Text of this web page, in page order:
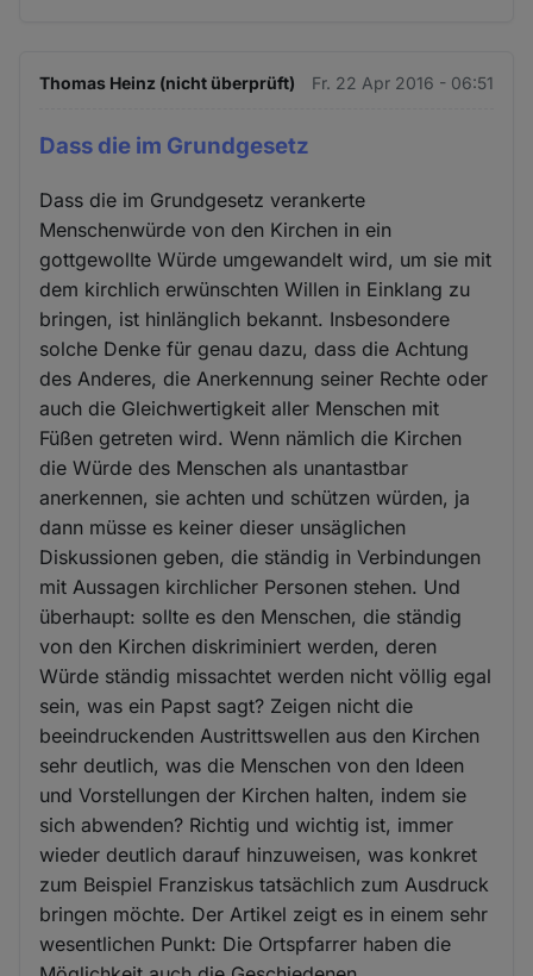
Thomas Heinz (nicht überprüft) Fr. 22 Apr 2016 - 06:51
Dass die im Grundgesetz
Dass die im Grundgesetz verankerte
Menschenwürde von den Kirchen in ein
gottgewollte Würde umgewandelt wird, um sie mit
dem kirchlich erwünschten Willen in Einklang zu
bringen, ist hinlänglich bekannt. Insbesondere
solche Denke für genau dazu, dass die Achtung
des Anderes, die Anerkennung seiner Rechte oder
auch die Gleichwertigkeit aller Menschen mit
Füßen getreten wird. Wenn nämlich die Kirchen
die Würde des Menschen als unantastbar
anerkennen, sie achten und schützen würden, ja
dann müsse es keiner dieser unsäglichen
Diskussionen geben, die ständig in Verbindungen
mit Aussagen kirchlicher Personen stehen. Und
überhaupt: sollte es den Menschen, die ständig
von den Kirchen diskriminiert werden, deren
Würde ständig missachtet werden nicht völlig egal
sein, was ein Papst sagt? Zeigen nicht die
beeindruckenden Austrittswellen aus den Kirchen
sehr deutlich, was die Menschen von den Ideen
und Vorstellungen der Kirchen halten, indem sie
sich abwenden? Richtig und wichtig ist, immer
wieder deutlich darauf hinzuweisen, was konkret
zum Beispiel Franziskus tatsächlich zum Ausdruck
bringen möchte. Der Artikel zeigt es in einem sehr
wesentlichen Punkt: Die Ortspfarrer haben die